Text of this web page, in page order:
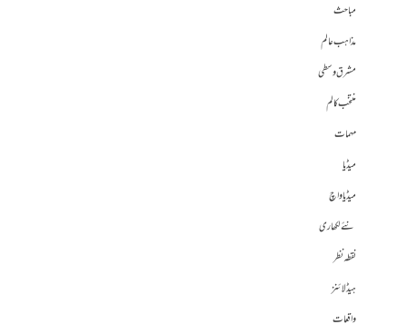
مباحث
مذاہب عالم
مشرق وسطی
منتخب کالم
مہمات
میڈیا
میڈیا واچ
نئے لکھاری
نقطہ نظر
ہیڈلائنز
واقعات